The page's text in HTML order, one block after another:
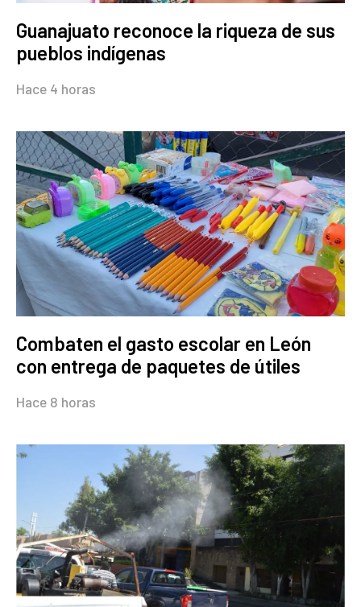
Guanajuato reconoce la riqueza de sus
pueblos indígenas
Hace 4 horas
Combaten el gasto escolar en León
con entrega de paquetes de útiles
Hace 8 horas